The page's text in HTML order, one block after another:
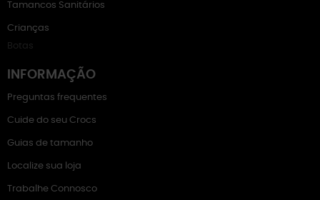
Tamancos Sanitários
Crianças
Botas
INFORMAÇÃO
Preguntas frequentes
Cuide do seu Crocs
Guias de tamanho
Localize sua loja
Trabalhe Connosco